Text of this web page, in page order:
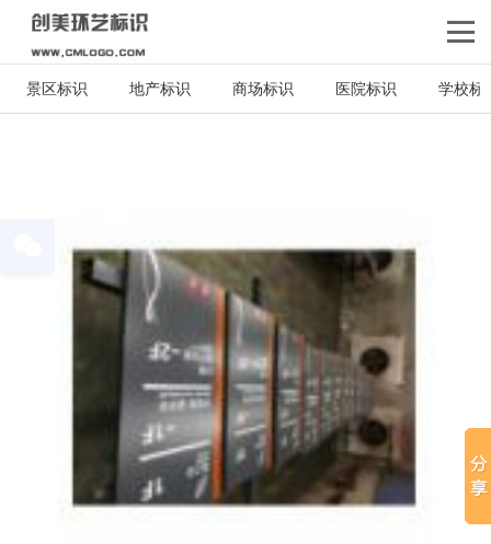
景区标识 地产标识 商场标识 医院标识 学校标